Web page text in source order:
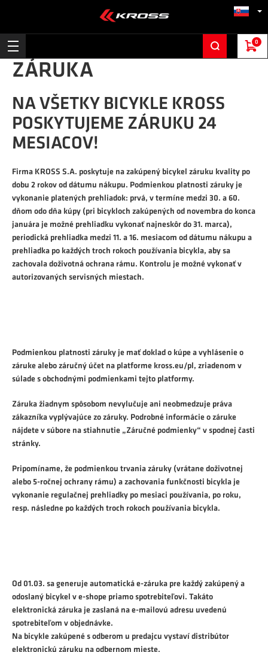
0
ZÁRUKA
NA VŠETKY BICYKLE KROSS
POSKYTUJEME ZÁRUKU 24
MESIACOV!
Firma KROSS S.A. poskytuje na zakúpený bicykel záruku kvality po
dobu 2 rokov od dátumu nákupu. Podmienkou platnosti záruky je
vykonanie platených prehliadok: prvá, v termíne medzi 30. a 60.
dňom odo dňa kúpy (pri bicykloch zakúpených od novembra do konca
januára je možné prehliadku vykonať najneskôr do 31. marca),
periodická prehliadka medzi 11. a 16. mesiacom od dátumu nákupu a
prehliadka po každých troch rokoch používania bicykla, aby sa
zachovala doživotná ochrana rámu. Kontrolu je možné vykonať v
autorizovaných servisných miestach.
Podmienkou platnosti záruky je mať doklad o kúpe a vyhlásenie o
záruke alebo záručný účet na platforme kross.eu/pl, zriadenom v
súlade s obchodnými podmienkami tejto platformy.
Záruka žiadnym spôsobom nevylučuje ani neobmedzuje práva
zákazníka vyplývajúce zo záruky. Podrobné informácie o záruke
nájdete v súbore na stiahnutie „Záručné podmienky“ v spodnej časti
stránky.
Pripomíname, že podmienkou trvania záruky (vrátane doživotnej
alebo 5-ročnej ochrany rámu) a zachovania funkčnosti bicykla je
vykonanie regulačnej prehliadky po mesiaci používania, po roku,
resp. následne po každých troch rokoch používania bicykla.
Od 01.03. sa generuje automatická e-záruka pre každý zakúpený a
odoslaný bicykel v e-shope priamo spotrebiteľovi. Takáto
elektronická záruka je zaslaná na e-mailovú adresu uvedenú
spotrebiteľom v objednávke.
Na bicykle zakúpené s odberom u predajcu vystaví distribútor
elektronickú záruku na odbernom mieste.